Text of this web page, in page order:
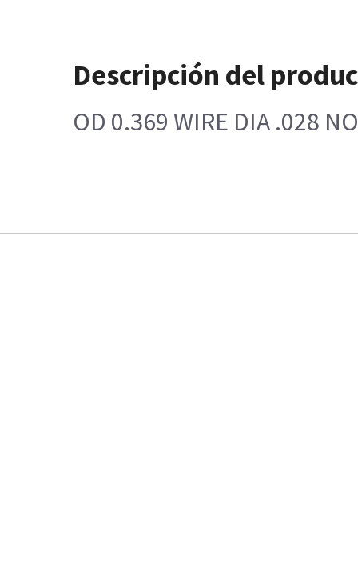
Descripción del
OD 0.369 WIRE DIA .028